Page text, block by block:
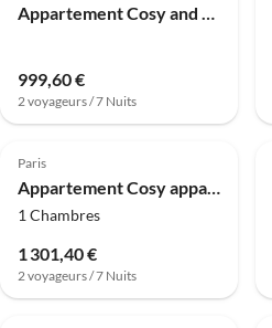
Appartement Cosy and peaceful studio - 2P - Paris Center
999,60 €
2 voyageurs / 7 Nuits
4.8 (65)
Paris
Appartement Cosy appartement- 4P- Le Marais
1 Chambres
1 301,40 €
2 voyageurs / 7 Nuits
4.0 (56)